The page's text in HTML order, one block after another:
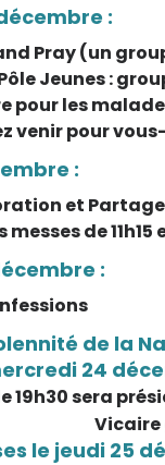
:
Pray (un
Jeunes :
pour les
venir pour
:
et
messes de
:
de la
24
19h30 sera
le jeudi 25